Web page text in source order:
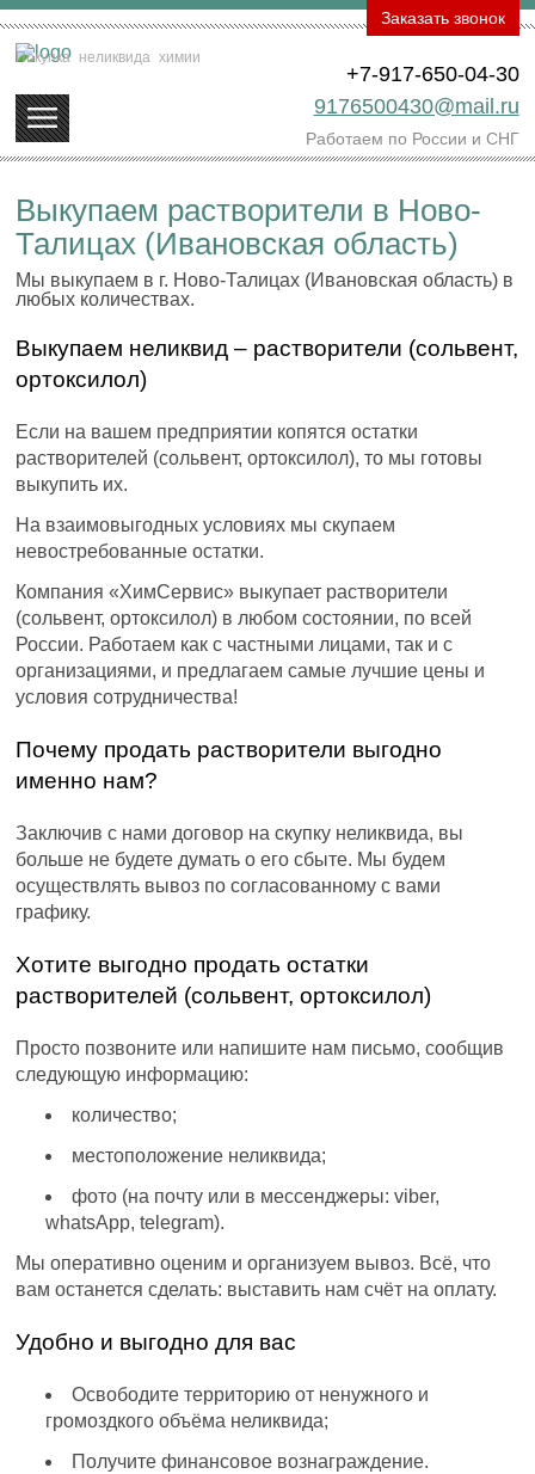
Покупка неликвида химии
+7-917-650-04-30
9176500430@mail.ru
Работаем по России и СНГ
Заказать звонок
Выкупаем растворители в Ново-
Талицах (Ивановская область)
Мы выкупаем в г. Ново-Талицах (Ивановская область) в
любых количествах.
Выкупаем неликвид – растворители (сольвент,
ортоксилол)
Если на вашем предприятии копятся остатки
растворителей (сольвент, ортоксилол), то мы готовы
выкупить их.
На взаимовыгодных условиях мы скупаем
невостребованные остатки.
Компания «ХимСервис» выкупает растворители
(сольвент, ортоксилол) в любом состоянии, по всей
России. Работаем как с частными лицами, так и с
организациями, и предлагаем самые лучшие цены и
условия сотрудничества!
Почему продать растворители выгодно
именно нам?
Заключив с нами договор на скупку неликвида, вы
больше не будете думать о его сбыте. Мы будем
осуществлять вывоз по согласованному с вами
графику.
Хотите выгодно продать остатки
растворителей (сольвент, ортоксилол)
Просто позвоните или напишите нам письмо, сообщив
следующую информацию:
количество;
местоположение неликвида;
фото (на почту или в мессенджеры: viber,
whatsApp, telegram).
Мы оперативно оценим и организуем вывоз. Всё, что
вам останется сделать: выставить нам счёт на оплату.
Удобно и выгодно для вас
Освободите территорию от ненужного и
громоздкого объёма неликвида;
Получите финансовое вознаграждение.